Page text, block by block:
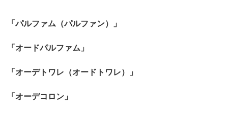
「パルファム（パルファン）」
「オードパルファム」
「オーデトワレ（オードトワレ）」
「オーデコロン」